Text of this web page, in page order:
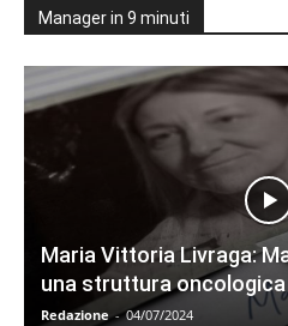
Manager in 9 minuti
Maria Vittoria Livraga:
una struttura oncologica
Redazione - 04/07/2024